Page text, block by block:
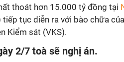
thoát hơn 15.000 tỷ đồng tại
tiếp tục diễn ra với bào chữa
Kiểm sát (VKS).
2/7 toà sẽ nghị án.